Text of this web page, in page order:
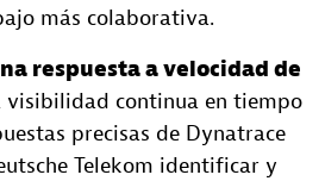
más colaborativa.
respuesta a velocidad de
visibilidad continua en tiempo
precisas de Dynatrace
Telekom identificar y